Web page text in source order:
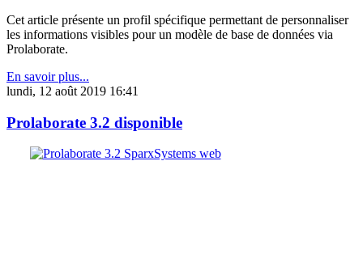
Cet article présente un profil spécifique permettant de personnaliser
les informations visibles pour un modèle de base de données via
Prolaborate.
En savoir plus...
lundi, 12 août 2019 16:41
Prolaborate 3.2 disponible